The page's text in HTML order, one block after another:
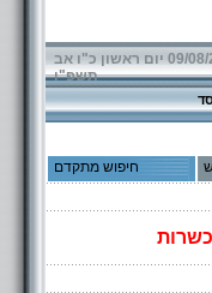
09/08/2026 יום ראשון כ"ו אב
תשפ"ו
חיפוש מתקדם